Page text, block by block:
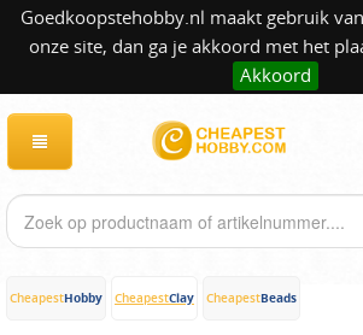
Goedkoopstehobby.nl maakt gebruik
onze site, dan ga je akkoord met het
Akkoord
CheapestHobby CheapestClay CheapestBeads